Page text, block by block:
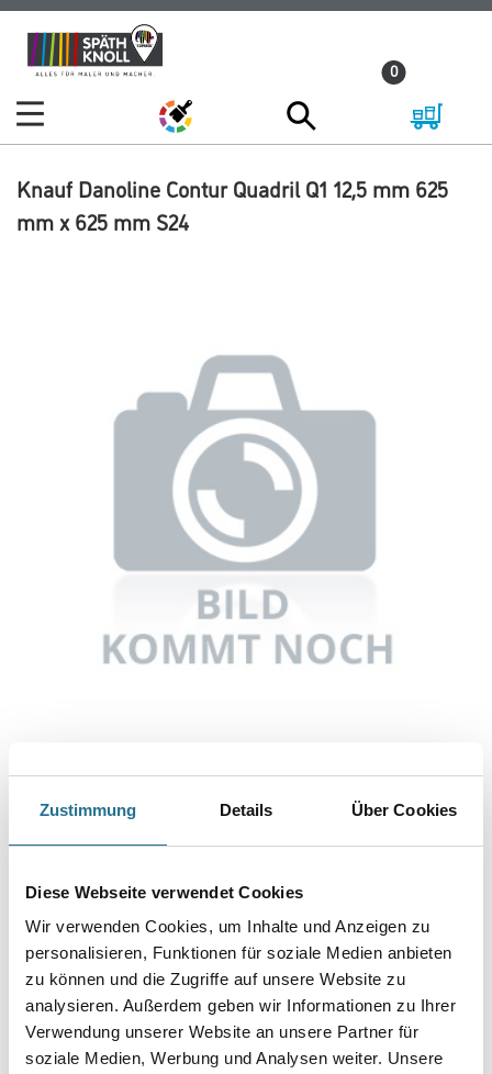
Zustimmung Details Über Cookies
Diese Webseite verwendet Cookies
Wir verwenden Cookies, um Inhalte und Anzeigen zu
personalisieren, Funktionen für soziale Medien anbieten
zu können und die Zugriffe auf unsere Website zu
analysieren. Außerdem geben wir Informationen zu Ihrer
Verwendung unserer Website an unsere Partner für
soziale Medien, Werbung und Analysen weiter. Unsere
Zum
Inhalt
Zum
Navigationsmenü
0
Knauf Danoline Contur Quadril Q1 12,5 mm 625
mm x 625 mm S24
Abbildung ähnlich
Knauf Danoline Contur Quadril Q1 12,5 mm 625 mm x 625 mm S24
Umrechnungsfaktoren